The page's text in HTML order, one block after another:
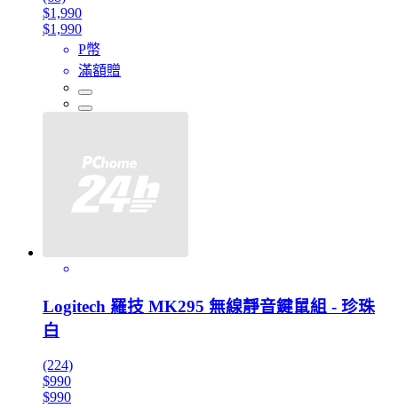
$1,990
$1,990
P幣
滿額贈
Logitech 羅技 MK295 無線靜音鍵鼠組 - 珍珠
白
(224)
$990
$990